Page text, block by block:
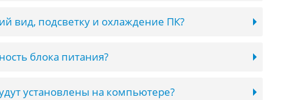
вид, подсветку и охлаждение ПК?
блока питания?
установлены на компьютере?